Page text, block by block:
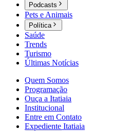
Podcasts
Pets e Animais
Política
Saúde
Trends
Turismo
Últimas Notícias
Quem Somos
Programação
Ouça a Itatiaia
Institucional
Entre em Contato
Expediente Itatiaia